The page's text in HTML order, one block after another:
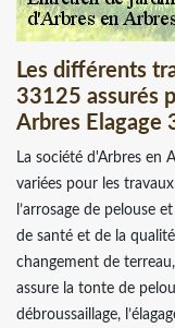
Les différents
33125 assurés
Arbres Elagage
La société d'Arbres en
variées pour les
l’arrosage de pelouse
de santé et de la
changement de
assure la tonte de
débroussaillage,